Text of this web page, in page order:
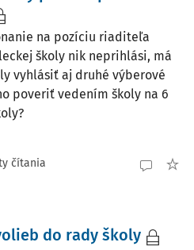
na pozíciu riaditeľa
školy nik neprihlási, má
vyhlásiť aj druhé výberové
poveriť vedením školy na 6
čítania
do rady školy